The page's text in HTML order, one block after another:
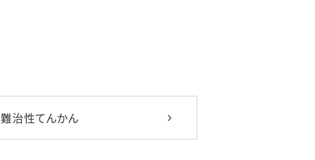
難治性てんかん